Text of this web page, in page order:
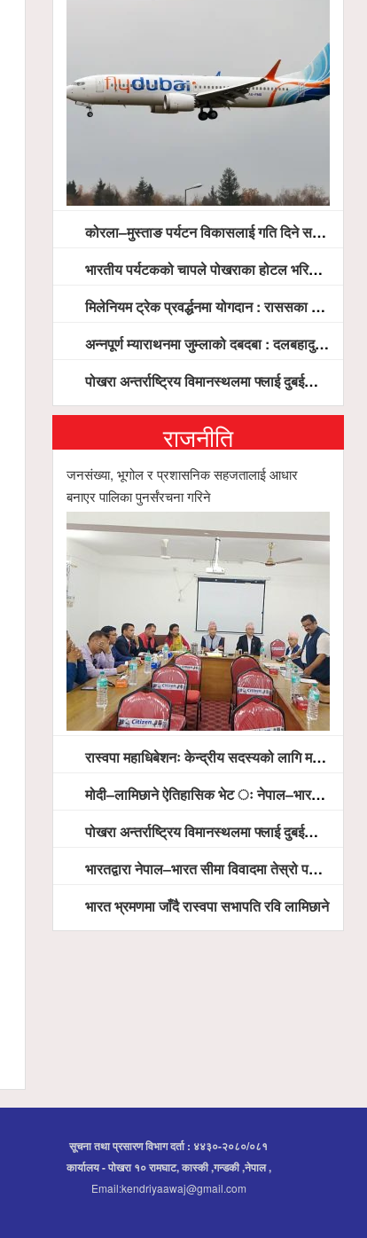
कोरला–मुस्ताङ पर्यटन विकासलाई गति दिने सरकारको प्रतिबद्धता, स्थानीय सरोकारवालासँग व्यापक छलफल
भारतीय पर्यटकको चापले पोखराका होटल भरिभराउ
मिलेनियम ट्रेक प्रवर्द्धनमा योगदान : राससका वासुदेव पौडेललाई ‘मिलेनियम ट्रेक अवार्ड’ प्रदान गरिने
अन्नपूर्ण म्याराथनमा जुम्लाको दबदबा : दलबहादुर र मञ्जु च्याम्पियन, नगदसहित भव्य सम्मान
पोखरा अन्तर्राष्ट्रिय विमानस्थलमा फ्लाई दुबईको बढ्दो चासो, ६ घण्टा लामो प्राविधिक निरीक्षणपछि दैनिक उडानको ढोका खुल्दै
राजनीति
जनसंख्या, भूगोल र प्रशासनिक सहजतालाई आधार
बनाएर पालिका पुनर्संरचना गरिने
रास्वपा महाधिबेशनः केन्द्रीय सदस्यको लागि मतदान सम्पन्न,
मोदी–लामिछाने ऐतिहासिक भेट ः नेपाल–भारत सम्बन्धलाई नयाँ उचाइमा पु¥याउने साझा प्रतिबद्धता
पोखरा अन्तर्राष्ट्रिय विमानस्थलमा फ्लाई दुबईको बढ्दो चासो, ६ घण्टा लामो प्राविधिक निरीक्षणपछि दैनिक उडानको ढोका खुल्दै
भारतद्वारा नेपाल–भारत सीमा विवादमा तेस्रो पक्ष अस्वीकार
भारत भ्रमणमा जाँदै रास्वपा सभापति रवि लामिछाने
सूचना तथा प्रसारण विभाग दर्ता : ४४३०-२०८०/०८१
कार्यालय - पोखरा १० रामघाट, कास्की ,गन्डकी ,नेपाल ,
Email:kendriyaawaj@gmail.com